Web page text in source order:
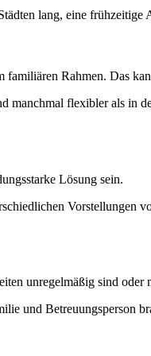
lang, eine frühzeitige
Rahmen. Das
flexibler als in
Lösung sein.
unregelmäßig sind oder
und Betreuungsperson